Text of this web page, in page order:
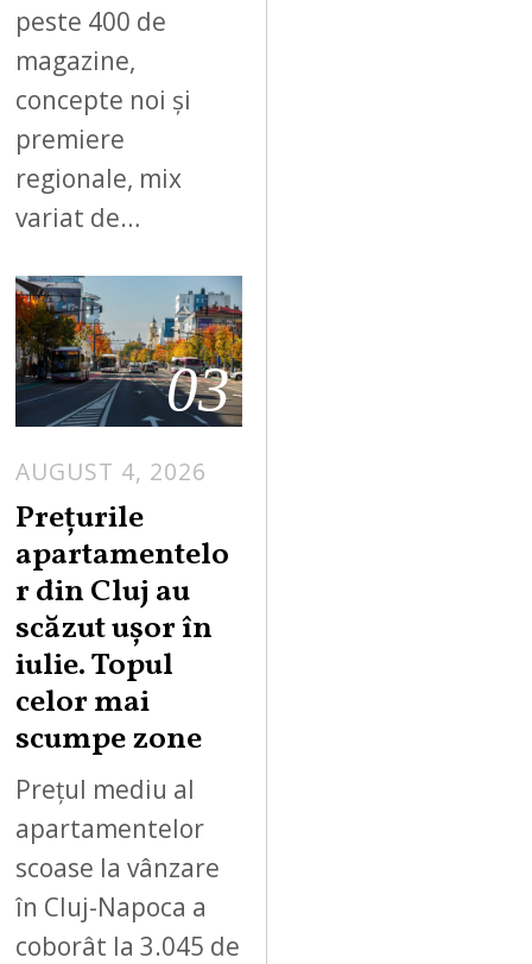
peste 400 de
magazine,
concepte noi și
premiere
regionale, mix
variat de…
03
AUGUST 4, 2026
Prețurile
apartamentelo
r din Cluj au
scăzut ușor în
iulie. Topul
celor mai
scumpe zone
Prețul mediu al
apartamentelor
scoase la vânzare
în Cluj-Napoca a
coborât la 3.045 de